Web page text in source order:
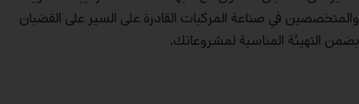
والمتخصصين في صناعة المركبات القادرة على السير على القضبان
يضمن التهيئة المناسبة لمشروعاتك.